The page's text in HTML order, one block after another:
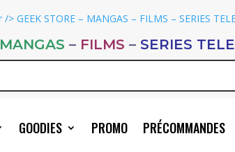
MANGAS – FILMS – SERIES TELE
GOODIES PROMO PRÉCOMMANDES